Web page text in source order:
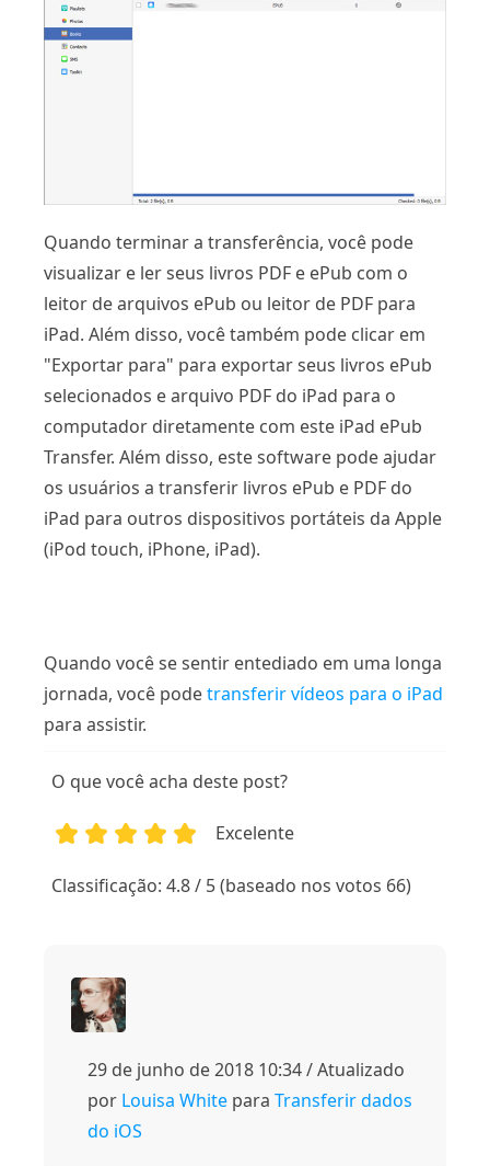
Quando terminar a transferência, você pode
visualizar e ler seus livros PDF e ePub com o
leitor de arquivos ePub ou leitor de PDF para
iPad. Além disso, você também pode clicar em
"Exportar para" para exportar seus livros ePub
selecionados e arquivo PDF do iPad para o
computador diretamente com este iPad ePub
Transfer. Além disso, este software pode ajudar
os usuários a transferir livros ePub e PDF do
iPad para outros dispositivos portáteis da Apple
(iPod touch, iPhone, iPad).
Quando você se sentir entediado em uma longa
jornada, você podetransferir vídeos para o iPad
para assistir.
O que você acha deste post?
Excelente
Classificação: 4.8 / 5 (baseado nos votos 66)
29 de junho de 2018 10:34 / Atualizado
por Louisa White para Transferir dados
do iOS